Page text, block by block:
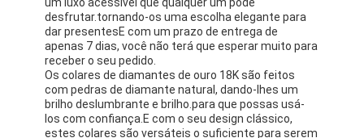
Brincos de ouro de 18K
Anéis de ouro de 18 quilates
Pulseiras de ouro 18K
joia do ouro 18K
desfrutar.tornando-os uma escolha elegante para
dar presentesE com um prazo de entrega de
apenas 7 dias, você não terá que esperar muito para
receber o seu pedido.
Os colares de diamantes de ouro 18K são feitos
com pedras de diamante natural, dando-lhes um
brilho deslumbrante e brilho.para que possas usá-
los com confiança.E com o seu design clássico,
estes colares são versáteis o suficiente para serem